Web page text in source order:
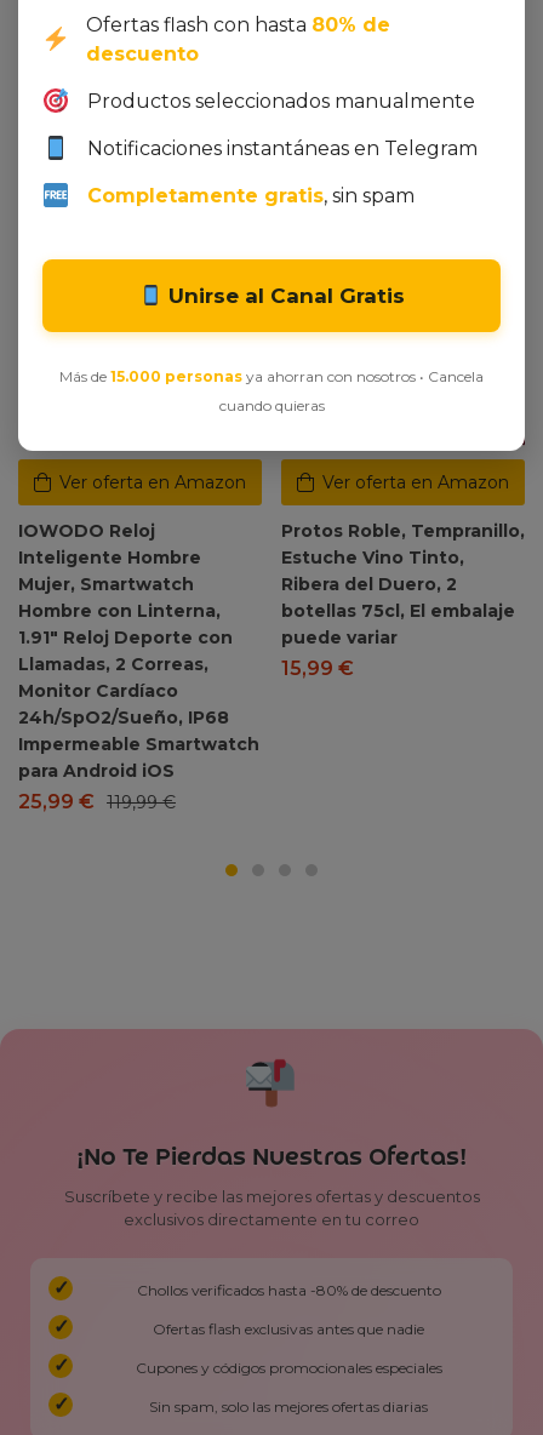
Related products
Ver oferta en Amazon
Dto. -78%
IOWODO Reloj
Inteligente Hombre
Mujer, Smartwatch
Hombre con Linterna,
1.91″ Reloj Deporte con
Llamadas, 2 Correas,
Monitor Cardíaco
24h/SpO2/Sueño, IP68
Impermeable Smartwatch
para Android iOS
25,99 € 119,99€
Ver oferta en Amazon
Protos Roble, Tempranillo,
Estuche Vino Tinto,
Ribera del Duero, 2
botellas 75cl, El embalaje
puede variar
15,99 €
¡No Te Pierdas Nuestras Ofertas!
Suscríbete y recibe las mejores ofertas y descuentos
exclusivos directamente en tu correo
Chollos verificados hasta -80% de descuento
Ofertas flash exclusivas antes que nadie
Cupones y códigos promocionales especiales
Sin spam, solo las mejores ofertas diarias
Ofertas flash con hasta 80% de
descuento
Productos seleccionados manualmente
Notificaciones instantáneas en Telegram
Completamente gratis, sin spam
Unirse al Canal Gratis
Más de 15.000 personas ya ahorran con nosotros • Cancela
cuando quieras